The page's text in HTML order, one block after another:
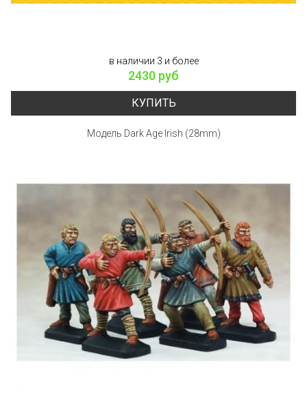
в наличии 3 и более
2430 руб
КУПИТЬ
Модель Dark Age Irish (28mm)